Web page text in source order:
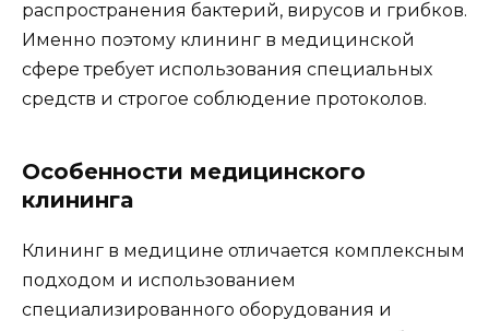
распространения бактерий, вирусов и грибков.
Именно поэтому клининг в медицинской
сфере требует использования специальных
средств и строгое соблюдение протоколов.
Особенности медицинского
клининга
Клининг в медицине отличается комплексным
подходом и использованием
специализированного оборудования и